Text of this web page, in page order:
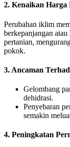
2. Kenaikan Harga
Perubahan iklim
berkepanjangan
pertanian,
pokok.
3. Ancaman
Gelombang
dehidrasi.
Penyebaran
semakin
4. Peningkatan